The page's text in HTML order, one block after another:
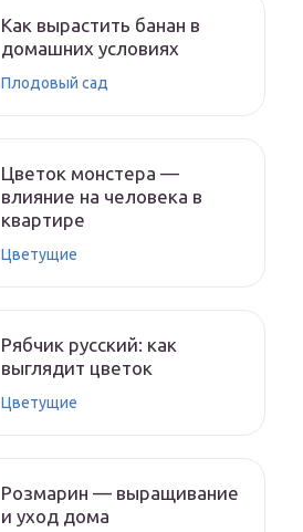
Как вырастить банан в
домашних условиях
Плодовый сад
Цветок монстера —
влияние на человека в
квартире
Цветущие
Рябчик русский: как
выглядит цветок
Цветущие
Розмарин — выращивание
и уход дома